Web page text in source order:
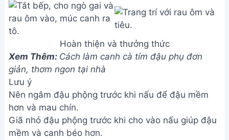
Hoàn thiện và thưởng thức
Xem Thêm: Cách làm canh cà tím đậu phụ đơn
giản, thơm ngon tại nhà
Lưu ý
Nên ngâm đậu phộng trước khi nấu để đậu mềm
hơn và mau chín.
Giã nhỏ đậu phộng trước khi cho vào nấu giúp đậu
mềm và canh béo hơn.